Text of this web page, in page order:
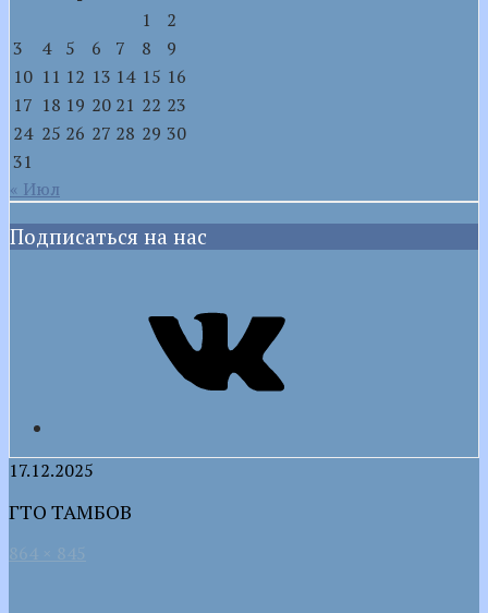
1
2
3
4 5 6 7 8
9
10 11 12 13 14 15 16
17 18 19 20 21 22 23
24 25 26 27 28 29 30
31
« Июл
Подписаться на нас
17.12.2025
ГТО ТАМБОВ
864 × 845